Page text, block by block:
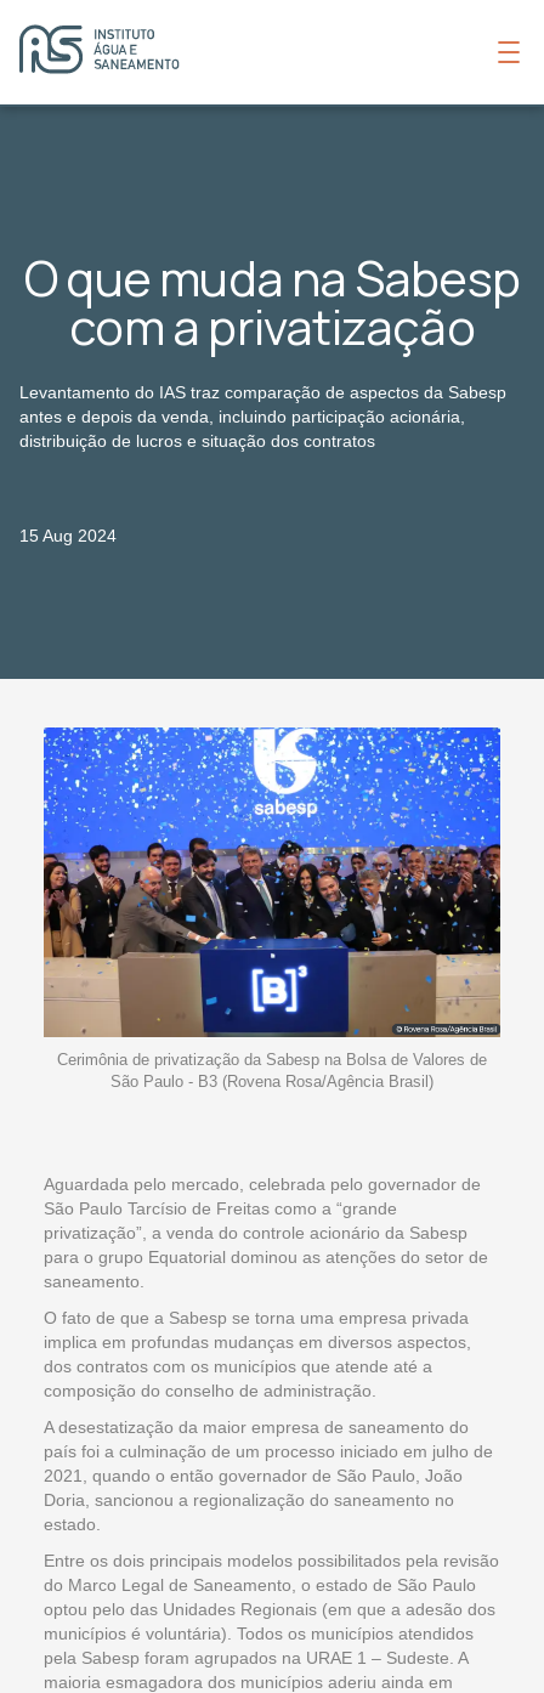
O que muda na Sabesp
com a privatização
Levantamento do IAS traz comparação de aspectos da Sabesp
antes e depois da venda, incluindo participação acionária,
distribuição de lucros e situação dos contratos
15 Aug 2024
Cerimônia de privatização da Sabesp na Bolsa de Valores de
São Paulo - B3 (Rovena Rosa/Agência Brasil)
Aguardada pelo mercado, celebrada pelo governador de
São Paulo Tarcísio de Freitas como a “grande
privatização”, a venda do controle acionário da Sabesp
para o grupo Equatorial dominou as atenções do setor de
saneamento.
O fato de que a Sabesp se torna uma empresa privada
implica em profundas mudanças em diversos aspectos,
dos contratos com os municípios que atende até a
composição do conselho de administração.
A desestatização da maior empresa de saneamento do
país foi a culminação de um processo iniciado em julho de
2021, quando o então governador de São Paulo, João
Doria, sancionou a regionalização do saneamento no
estado.
Entre os dois principais modelos possibilitados pela revisão
do Marco Legal de Saneamento, o estado de São Paulo
optou pelo das Unidades Regionais (em que a adesão dos
municípios é voluntária). Todos os municípios atendidos
pela Sabesp foram agrupados na URAE 1 – Sudeste. A
maioria esmagadora dos municípios aderiu ainda em